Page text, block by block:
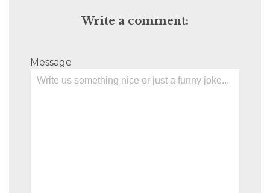
Write a comment:
Message